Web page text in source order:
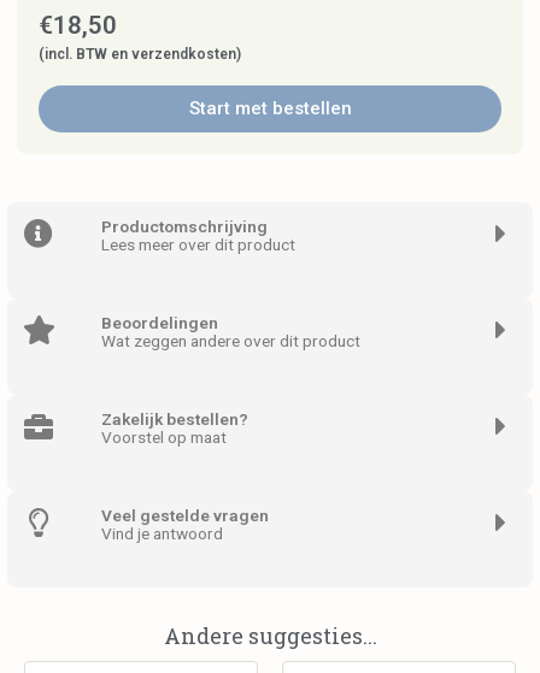
€18,50
(incl. BTW en verzendkosten)
Start met bestellen
Productomschrijving
Lees meer over dit product
Beoordelingen
Wat zeggen andere over dit product
Zakelijk bestellen?
Voorstel op maat
Veel gestelde vragen
Vind je antwoord
Andere suggesties...